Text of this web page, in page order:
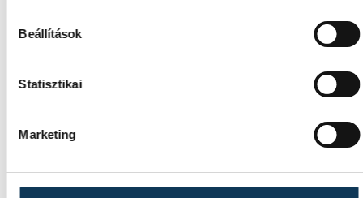
Beállítások
Statisztikai
Marketing
természettudományok megismerését.